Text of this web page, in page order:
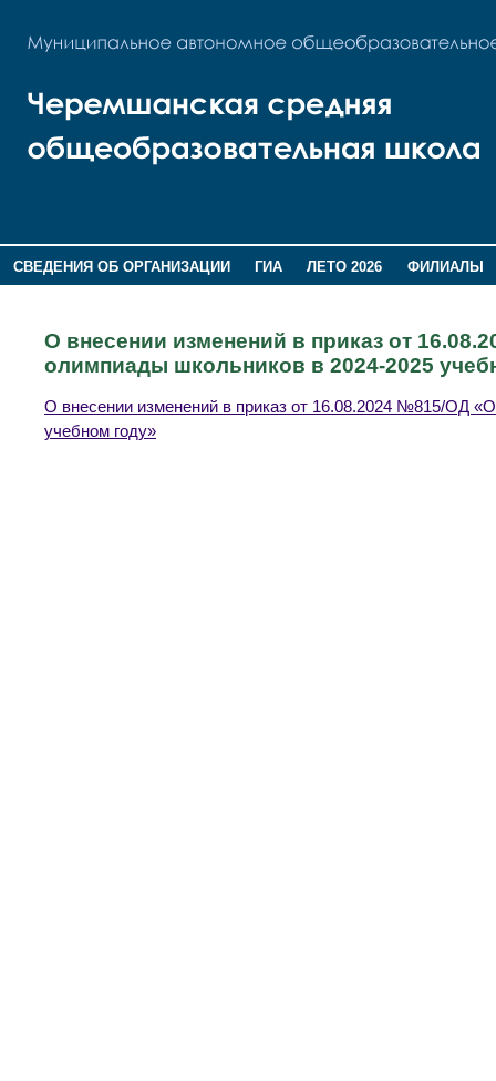
СВЕДЕНИЯ ОБ ОРГАНИЗАЦИИ ГИА ЛЕТО 2026
ФИЛИАЛЫ
О внесении изменений в приказ от
олимпиады школьников в 2024-2025
О внесении изменений в приказ от 16.08.2024 №815/ОД
учебном году»